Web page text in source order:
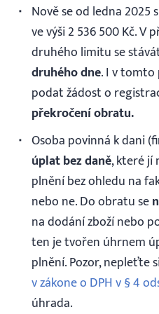
Nově se od ledna
ve výši 2 536 500 Kč.
druhého limitu se
druhého dne. I v tomto
podat žádost o
překročení obratu.
Osoba povinná k dani
úplat bez daně, které jí
plnění bez ohledu na
nebo ne. Do obratu se
na dodání zboží nebo
ten je tvořen úhrnem
plnění. Pozor, nepleťte
v zákone o DPH v § 4
úhrada.